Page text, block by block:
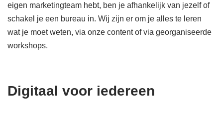
eigen marketingteam hebt, ben je afhankelijk van jezelf of
schakel je een bureau in. Wij zijn er om je alles te leren
wat je moet weten, via onze content of via georganiseerde
workshops.
Digitaal voor iedereen